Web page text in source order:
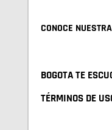
CONOCE
BOGOTA TE
TÉRMINOS DE